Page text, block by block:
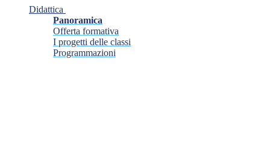
Didattica
Panoramica
Offerta formativa
I progetti delle classi
Programmazioni